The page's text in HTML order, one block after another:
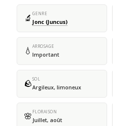
🔬 GENRE
Jonc (Juncus)
💧 ARROSAGE
Important
🪨SOL
Argileux, limoneux
🌸 FLORAISON
Juillet, août